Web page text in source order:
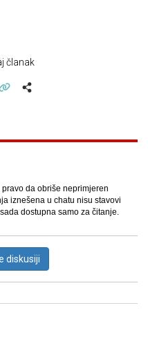
članak
da obriše neprimjeren
iznešena u chatu nisu stavovi
dostupna samo za čitanje.
diskusiji